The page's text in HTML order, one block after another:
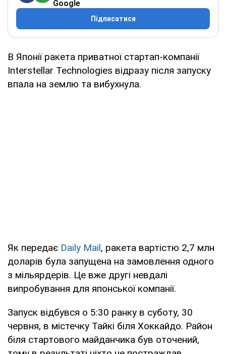
Google
Підписатися
В Японії ракета приватної стартап-компанії
Interstellar Technologies відразу після запуску
впала на землю та вибухнула.
Як передає Daily Mail, ракета вартістю 2,7 млн
доларів була запущена на замовлення одного
з мільярдерів. Це вже другі невдалі
випробування для японської компанії.
Запуск відбувся о 5:30 ранку в суботу, 30
червня, в містечку Тайкі біля Хоккайдо. Район
біля стартового майданчика був оточений,